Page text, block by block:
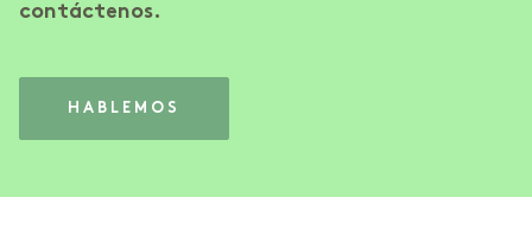
contáctenos.
HABLEMOS